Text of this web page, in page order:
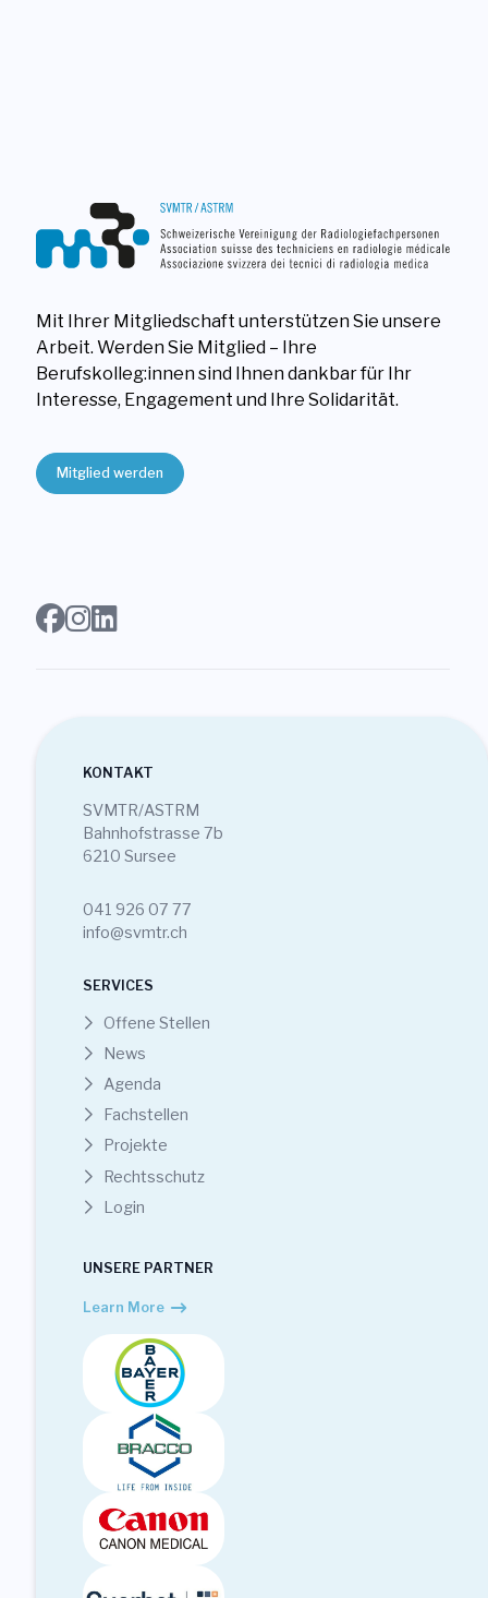
Mit Ihrer Mitgliedschaft unterstützen Sie unsere
Arbeit. Werden Sie Mitglied – Ihre
Berufskolleg:innen sind Ihnen dankbar für Ihr
Interesse, Engagement und Ihre Solidarität.
Mitglied werden
KONTAKT
SVMTR/ASTRM
Bahnhofstrasse 7b
6210 Sursee
041 926 07 77
info@svmtr.ch
SERVICES
Offene Stellen
News
Agenda
Fachstellen
Projekte
Rechtsschutz
Login
UNSERE PARTNER
Learn More